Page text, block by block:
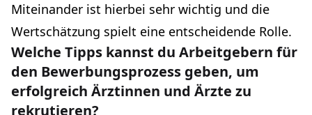
Miteinander ist hierbei sehr wichtig und die
Wertschätzung spielt eine entscheidende Rolle.
Welche Tipps kannst du Arbeitgebern für
den Bewerbungsprozess geben, um
erfolgreich Ärztinnen und Ärzte zu
rekrutieren?